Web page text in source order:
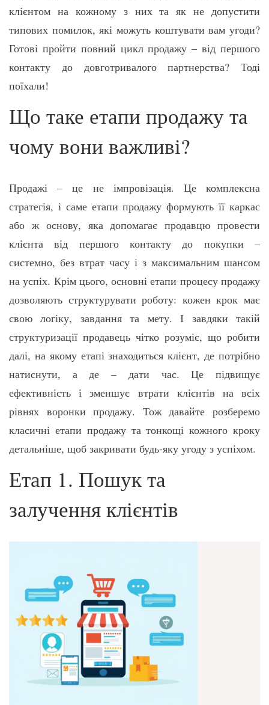
клієнтом на кожному з них та як не допустити
типових помилок, які можуть коштувати вам угоди?
Готові пройти повний цикл продажу – від першого
контакту до довготривалого партнерства? Тоді
поїхали!
Що таке етапи продажу та
чому вони важливі?
Продажі – це не імпровізація. Це комплексна
стратегія, і саме етапи продажу формують її каркас
або ж основу, яка допомагає продавцю провести
клієнта від першого контакту до покупки –
системно, без втрат часу і з максимальним шансом
на успіх. Крім цього, основні етапи процесу продажу
дозволяють структурувати роботу: кожен крок має
свою логіку, завдання та мету. І завдяки такій
структуризації продавець чітко розуміє, що робити
далі, на якому етапі знаходиться клієнт, де потрібно
натиснути, а де – дати час. Це підвищує
ефективність і зменшує втрати клієнтів на всіх
рівнях воронки продажу. Тож давайте розберемо
класичні етапи продажу та тонкощі кожного кроку
детальніше, щоб закривати будь-яку угоду з успіхом.
Етап 1. Пошук та
залучення клієнтів